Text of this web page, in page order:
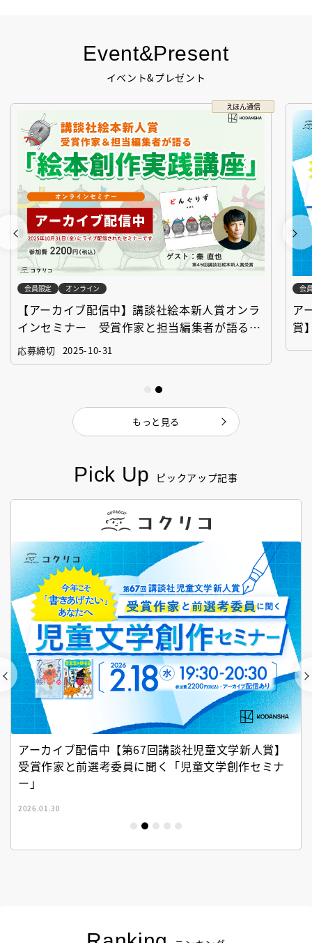
Pick Up ピックアップ記事
アーカイブ配信中【第67回講談社児童文学新人賞】
受賞作家と前選考委員に聞く「児童文学創作セミナ
ー」
2026.01.30
Event&Present
イベント&プレゼント
えほん通信
会員限定 オンライン
【アーカイブ配信中】講談社絵本新人賞オンラ
インセミナー 受賞作家と担当編集者が語る
「絵本創作実践講座」
応募締切 2025-10-31
会
ア
賞
もっと見る